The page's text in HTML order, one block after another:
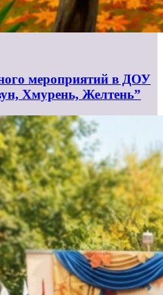
мероприятий в ДОУ
Хмурень, Желтень”